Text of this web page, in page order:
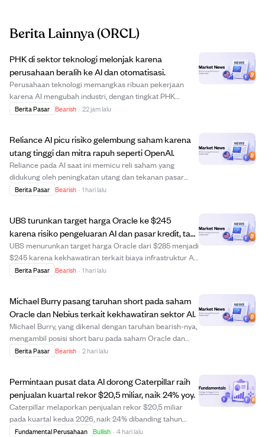
Berita Lainnya(ORCL)
PHK di sektor teknologi melonjak karena
perusahaan beralih ke AI dan otomatisasi.
Perusahaan teknologi memangkas ribuan pekerjaan
karena AI mengubah industri, dengan tingkat PHK
mendekati rekor tertinggi. Oracle memotong 21.000
otomatisasi dan ...
Berita Pasar Bearish · 22 jam lalu
Reliance AI picu risiko gelembung saham karena
utang tinggi dan mitra rapuh seperti OpenAI.
Reliance pada AI saat ini memicu reli saham yang
didukung oleh peningkatan utang dan tekanan pasar
kredit, mirip gelembung tahun 1999 dan 2007.
Berita Pasar Bearish · 1 hari lalu
UBS turunkan target harga Oracle ke $245
karena risiko pengeluaran AI dan pasar kredit, tapi
tetap rekomendasi Beli.
UBS menurunkan target harga Oracle dari $285 menjadi
$245 karena kekhawatiran terkait biaya infrastruktur AI
yang meningkat, ketatnya pasar kredit, dan eksposur
Berita Pasar Bearish · 1 hari lalu
Michael Burry pasang taruhan short pada saham
Oracle dan Nebius terkait kekhawatiran sektor AI.
Michael Burry, yang dikenal dengan taruhan bearish-nya,
mengambil posisi short baru pada saham Oracle dan
Nebius karena risiko di sektor AI. Ia sebelumnya keluar
Berita Pasar Bearish · 2 hari lalu
Permintaan pusat data AI dorong Caterpillar raih
penjualan kuartal rekor $20,5 miliar, naik 24% yoy.
Caterpillar melaporkan penjualan rekor $20,5 miliar
pada kuartal kedua 2026, naik 24% dibanding tahun
sebelumnya, didorong oleh permintaan kuat untuk
Fundamental Perusahaan Bullish · 4 hari lalu